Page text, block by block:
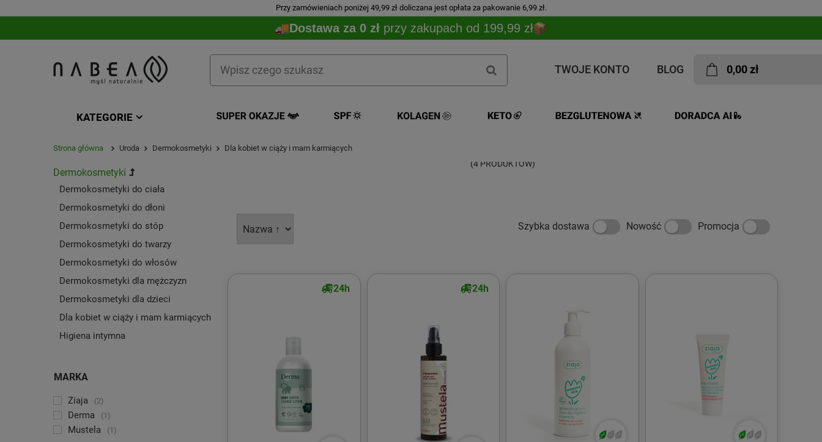
Przy zamówieniach poniżej 49,99 zł doliczana jest opłata za pakowanie 6,99 zł.
Dostawa za 0 zł przy zakupach od 199,99 zł
TWOJE KONTO BLOG 0,00 zł
KATEGORIE
Strona główna Uroda Dermokosmetyki Dla kobiet w ciąży i mam karmiących
KATEGORIA
Dermokosmetyki
Dermokosmetyki do ciała
Dermokosmetyki do dłoni
Dermokosmetyki do stóp
Dermokosmetyki do twarzy
Dermokosmetyki do włosów
Dermokosmetyki dla mężczyzn
Dermokosmetyki dla dzieci
Dla kobiet w ciąży i mam karmiących
Higiena intymna
MARKA
Ziaja 2
Derma 1
Mustela 1
(4 PRODUKTÓW)
Szybka dostawa Nowość Promocja
24h 24h